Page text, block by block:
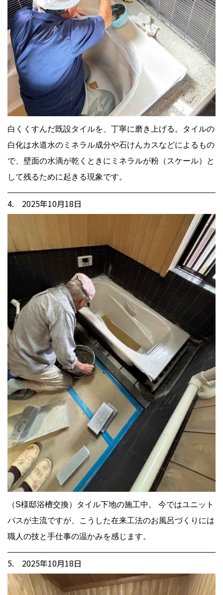
白くくすんだ既設タイルを、丁寧に磨き上げる。タイルの
白化は水道水のミネラル成分や石けんカスなどによるもの
で、壁面の水滴が乾くときにミネラルが粉（スケール）と
して残るために起きる現象です。
4. 2025年10月18日
（S様邸浴槽交換）タイル下地の施工中。 今ではユニット
バスが主流ですが、こうした在来工法のお風呂づくりには
職人の技と手仕事の温かみを感じます。
5. 2025年10月18日